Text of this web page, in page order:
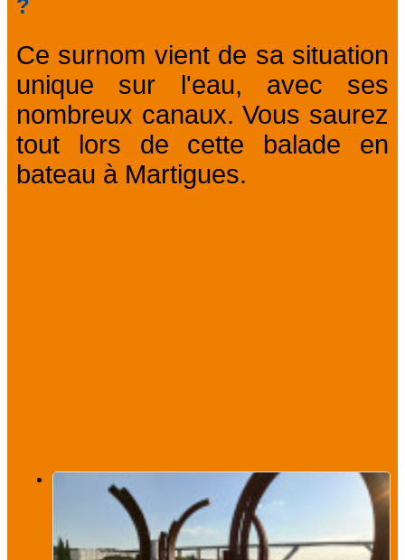
?
Ce surnom vient de sa situation
unique sur l'eau, avec ses
nombreux canaux. Vous saurez
tout lors de cette balade en
bateau à Martigues.